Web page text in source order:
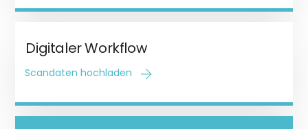
Digitaler Workflow
Scandaten hochladen